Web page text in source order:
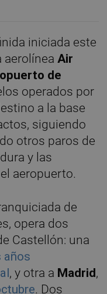
iniciada este
Air
de
operados por
a la base
siguiendo
otros paros de
y las
aeropuerto.
de
opera dos
Castellón: una
años
, y otra a Madrid,
. Dos